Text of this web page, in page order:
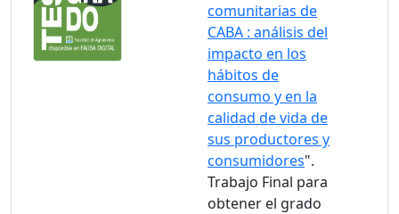
comunitarias de
CABA : análisis del
impacto en los
hábitos de
consumo y en la
calidad de vida de
sus productores y
consumidores".
Trabajo Final para
obtener el grado